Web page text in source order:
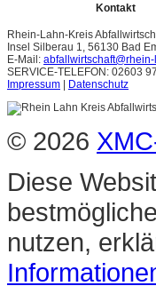
Kontakt
Rhein-Lahn-Kreis
Insel Silberau 1, 56130 Bad
E-Mail:
SERVICE-TELEFON: 02603
Impressum | Datenschutz
© 2026
Diese
nutzen,